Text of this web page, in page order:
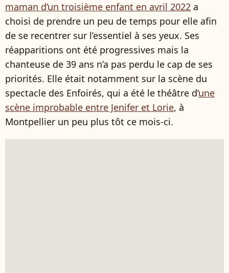
maman d’un troisième enfant en avril 2022 a
choisi de prendre un peu de temps pour elle afin
de se recentrer sur l’essentiel à ses yeux. Ses
réapparitions ont été progressives mais la
chanteuse de 39 ans n’a pas perdu le cap de ses
priorités. Elle était notamment sur la scène du
spectacle des Enfoirés, qui a été le théâtre d’une
scène improbable entre Jenifer et Lorie, à
Montpellier un peu plus tôt ce mois-ci.